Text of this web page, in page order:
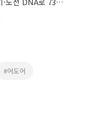
#어도어